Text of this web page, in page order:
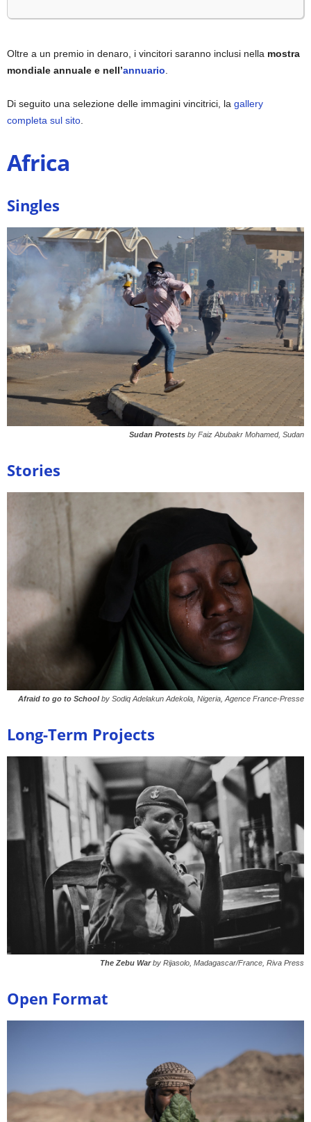
Oltre a un premio in denaro, i vincitori saranno inclusi nella mostra
mondiale annuale e nell’annuario
Di seguito una selezione delle immagini vincitrici, la gallery
completa sul sito
Africa
Singles
Sudan Protests by Faiz Abubakr Mohamed, Sudan
Stories
Afraid to go to Schoolby Sodiq Adelakun Adekola, Nigeria, Agence France-Presse
Long-Term Projects
The Zebu Warby Rijasolo, Madagascar/France, Riva Press
Open Format